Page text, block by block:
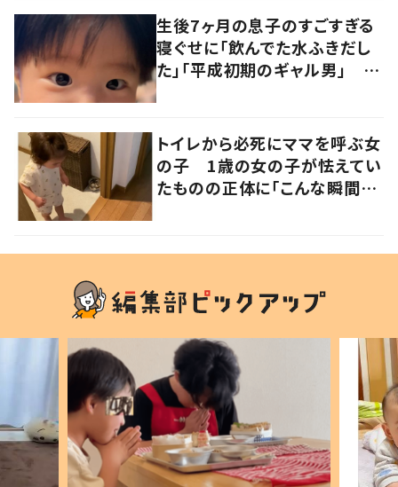
生後7ヶ月の息子のすごすぎる
寝ぐせに「飲んでた水ふきだし
た」「平成初期のギャル男」 実
トイレから必死にママを呼ぶ女
の子 1歳の女の子が怯えてい
たものの正体に「こんな瞬間